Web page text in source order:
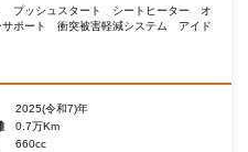
プッシュスタート シートヒーター オ
ポート 衝突被害軽減システム アイド
2025(令和7)年
0.7万Km
660cc